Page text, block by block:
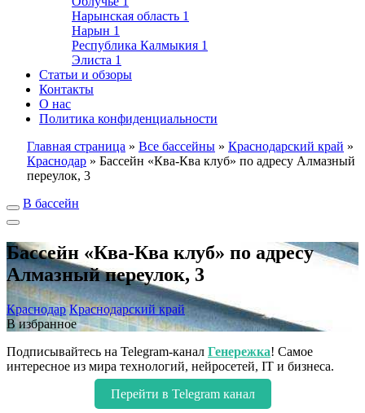
Нарынская область 1
Нарын 1
Республика Калмыкия 1
Элиста 1
Статьи и обзоры
Контакты
О нас
Политика конфиденциальности
Главная страница » Все бассейны » Краснодарский край »
Краснодар » Бассейн «Ква-Ква клуб» по адресу Алмазный
переулок, 3
В бассейн
Бассейн «Ква-Ква клуб» по адресу
Алмазный переулок, 3
Краснодар Краснодарский край
В избранное
Подписывайтесь на Telegram-канал Генережка! Самое
интересное из мира технологий, нейросетей, IT и бизнеса.
Перейти в Telegram канал